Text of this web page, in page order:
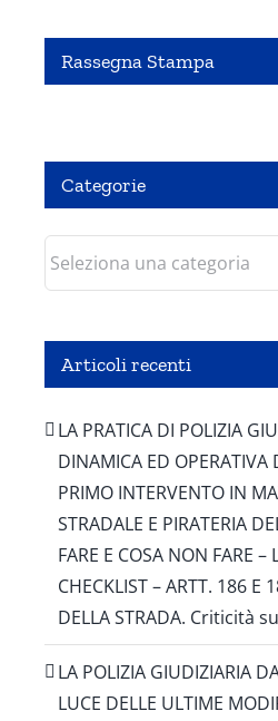
Rassegna Stampa
Pubbliredazionale – Crocevia
Categorie
Categorie
Articoli recenti
LA PRATICA DI POLIZIA
DINAMICA ED OPERATIVA
PRIMO INTERVENTO IN
STRADALE E PIRATERIA
FARE E COSA NON FARE –
CHECKLIST – ARTT. 186 E
DELLA STRADA. Criticità
LA POLIZIA GIUDIZIARIA
LUCE DELLE ULTIME